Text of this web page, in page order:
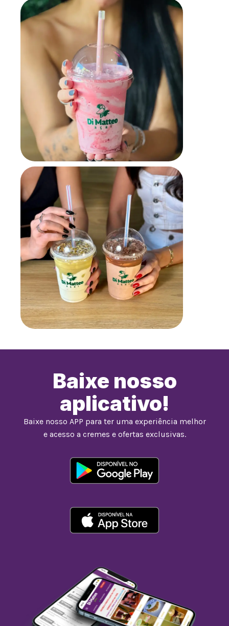
Baixe nosso
aplicativo!
Baixe nosso APP para ter uma experiência melhor
e acesso a cremes e ofertas exclusivas.